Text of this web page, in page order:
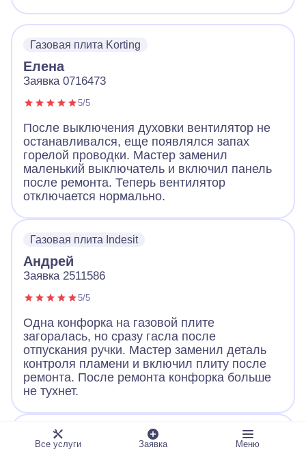
Газовая плита Korting
Елена
Заявка 0716473
5/5
После выключения духовки вентилятор не
останавливался, еще появлялся запах
горелой проводки. Мастер заменил
маленький выключатель и включил панель
после ремонта. Теперь вентилятор
отключается нормально.
Газовая плита Indesit
Андрей
Заявка 2511586
5/5
Одна конфорка на газовой плите
загоралась, но сразу гасла после
отпускания ручки. Мастер заменил деталь
контроля пламени и включил плиту после
ремонта. После ремонта конфорка больше
не тухнет.
Газовая плита GEFEST Брест 3100-02
Все услуги Заявка Меню